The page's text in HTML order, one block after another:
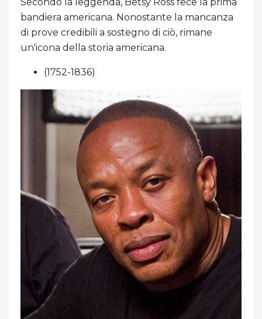
bandiera americana. Nonostante la mancanza
di prove credibili a sostegno di ciò, rimane
un'icona della storia americana.
(1752-1836)